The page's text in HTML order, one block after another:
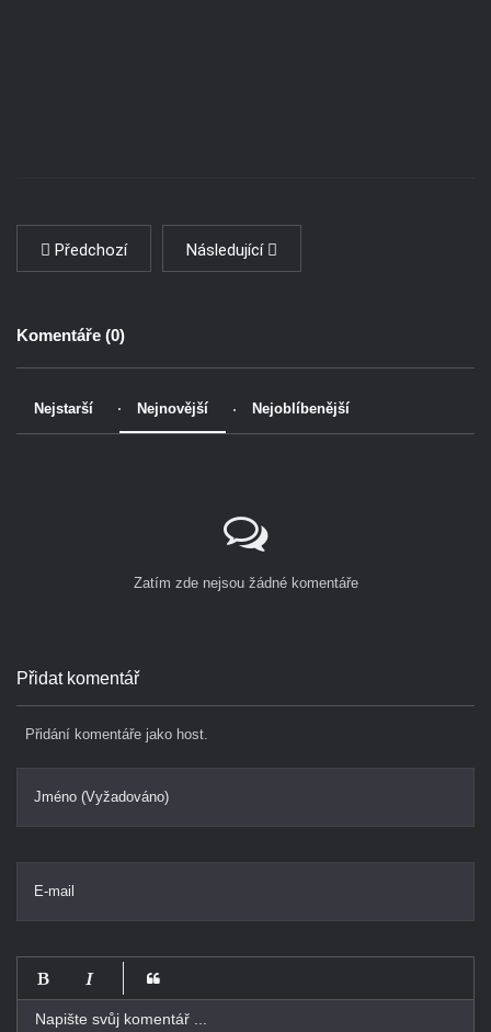
Předchozí Následující
Komentáře (0)
Nejstarší Nejnovější Nejoblíbenější
Zatím zde nejsou žádné komentáře
Přidat komentář
Přidání komentáře jako host.
Jméno (Vyžadováno)
E-mail
-